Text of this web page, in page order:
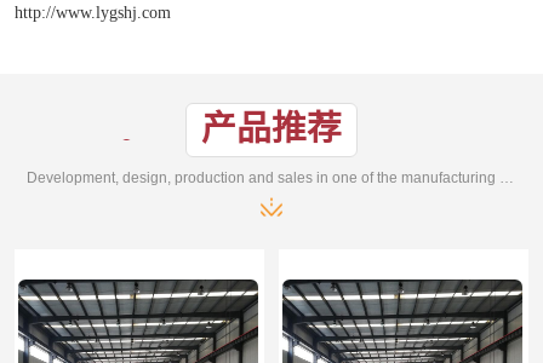
http://www.lygshj.com
产品推荐